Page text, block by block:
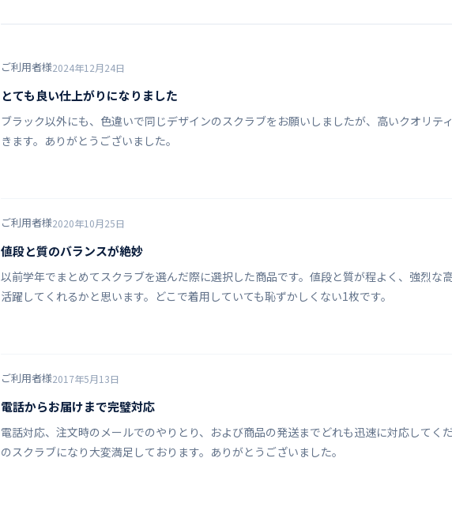
（マチ付）
コーディネート例
MZ-0135 男性用スクラブインナー
LL 49 120
3L
5L
ご利用者様2024年12月24日
とても良い仕上がりになりました
ブラック以外にも、色違いで同じデザインのスクラブをお願いしましたが、高いクオリテ
きます。ありがとうございました。
ご利用者様2020年10月25日
値段と質のバランスが絶妙
以前学年でまとめてスクラブを選んだ際に選択した商品です。値段と質が程よく、強烈な
活躍してくれるかと思います。どこで着用していても恥ずかしくない1枚です。
ご利用者様2017年5月13日
電話からお届けまで完璧対応
電話対応、注文時のメールでのやりとり、および商品の発送までどれも迅速に対応してく
のスクラブになり大変満足しております。ありがとうございました。